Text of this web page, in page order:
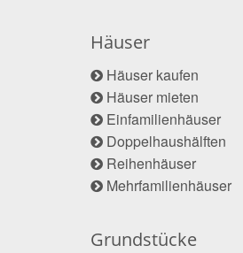
Häuser
Häuser kaufen
Häuser mieten
Einfamilienhäuser
Doppelhaushälften
Reihenhäuser
Mehrfamilienhäuser
Grundstücke